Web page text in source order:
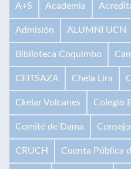
A+S Academia
Admisión ALUMNI UCN
Biblioteca Coquimbo
CEITSAZA Chela Lira
Ckelar Volcanes Colegio
Comité de Dama
CRUCH Cuenta Pública